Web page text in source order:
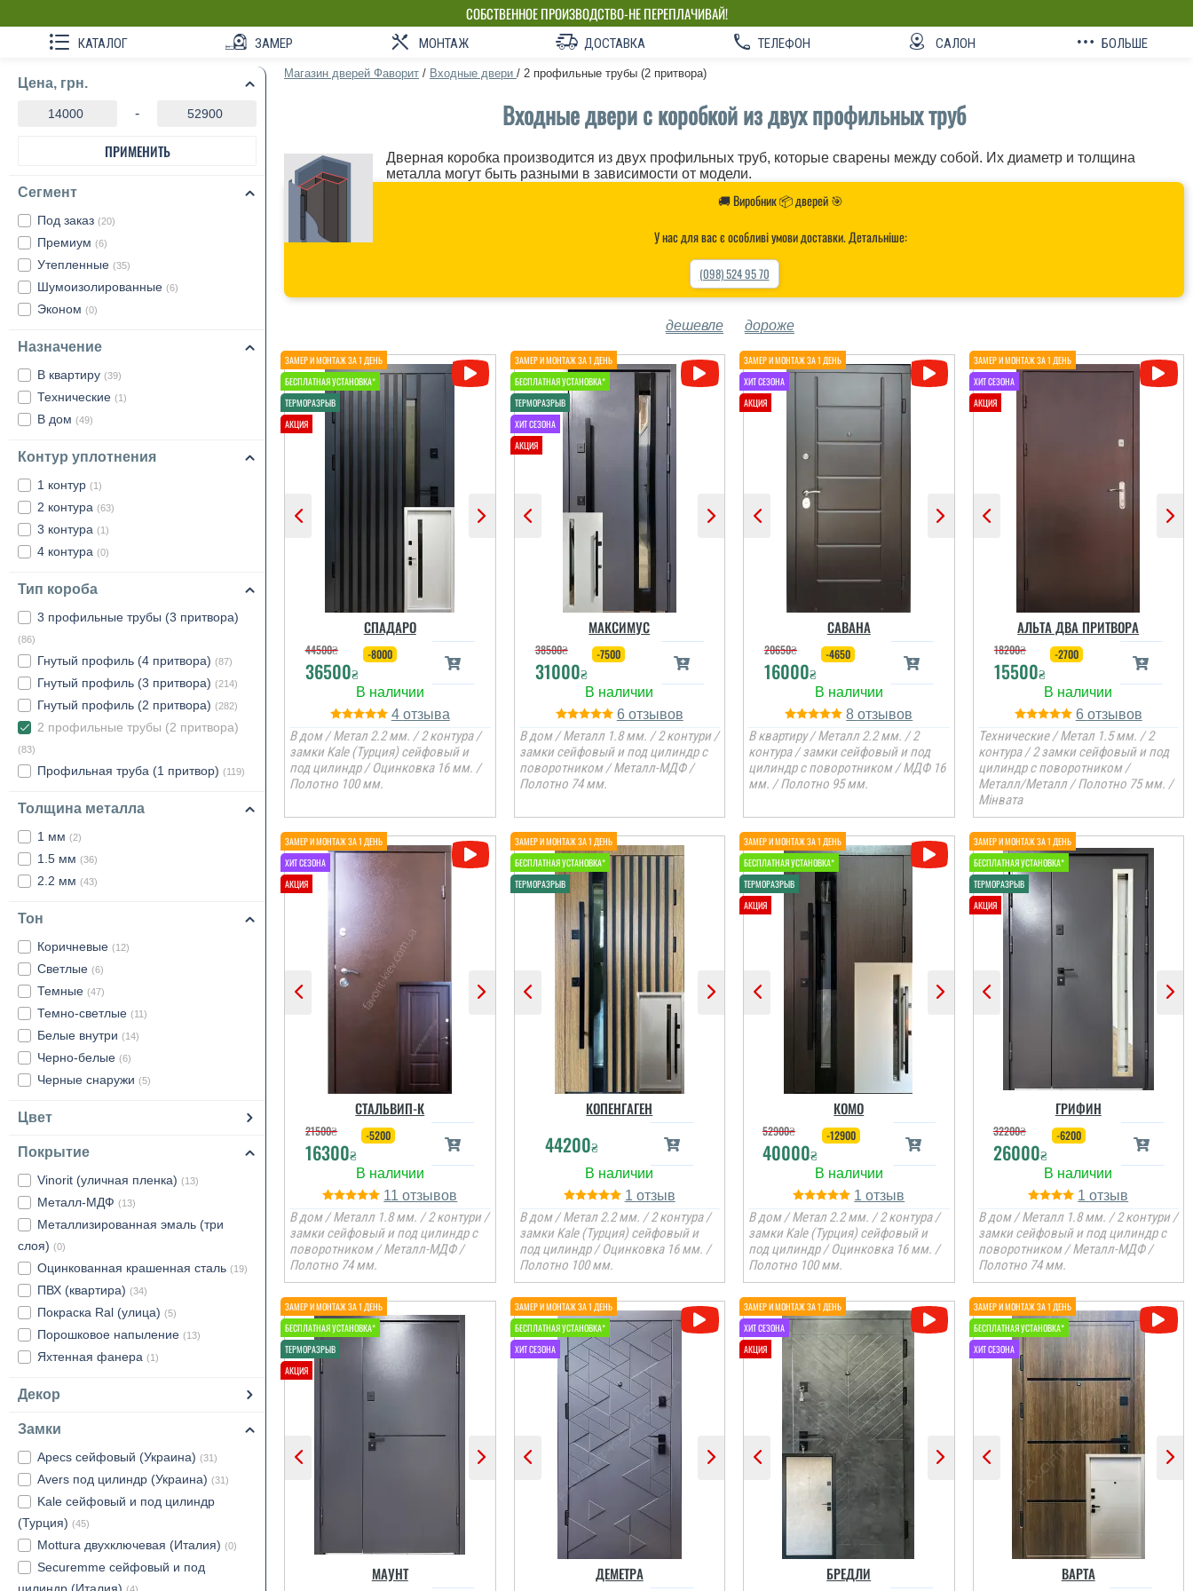
СОБСТВЕННОЕ ПРОИЗВОДСТВО-НЕ ПЕРЕПЛАЧИВАЙ!
КАТАЛОГ ЗАМЕР МОНТАЖ ДОСТАВКА ТЕЛЕФОН САЛОН БОЛЬШЕ
Цена, грн.
-
ПРИМЕНИТЬ
Сегмент
Под заказ (20)
Премиум (6)
Утепленные (35)
Шумоизолированные (6)
Эконом (0)
Назначение
В квартиру (39)
Технические (1)
В дом (49)
Контур уплотнения
1 контур (1)
2 контура (63)
3 контура (1)
4 контура (0)
Тип короба
3 профильные трубы (3 притвора)
(86)
Гнутый профиль (4 притвора) (87)
Гнутый профиль (3 притвора) (214)
Гнутый профиль (2 притвора) (282)
2 профильные трубы (2 притвора)
(83)
Профильная труба (1 притвор) (119)
Толщина металла
1 мм (2)
1.5 мм (36)
2.2 мм (43)
Тон
Коричневые (12)
Светлые (6)
Темные (47)
Темно-светлые (11)
Белые внутри (14)
Черно-белые (6)
Черные снаружи (5)
Цвет
Покрытие
Vinorit (уличная пленка) (13)
Металл-МДФ (13)
Металлизированная эмаль (три
слоя) (0)
Оцинкованная крашенная сталь (19)
ПВХ (квартира) (34)
Покраска Ral (улица) (5)
Порошковое напыление (13)
Яхтенная фанера (1)
Декор
Замки
Apecs сейфовый (Украина) (31)
Avers под цилиндр (Украина) (31)
Kale сейфовый и под цилиндр
(Турция) (45)
Mottura двухключевая (Италия) (0)
Securemme сейфовый и под
Магазин дверей Фаворит / Входные двери / 2 профильные трубы (2 притвора)
Входные двери с коробкой из двух профильных труб
Дверная коробка производится из двух профильных труб, которые сварены между собой. Их диаметр и толщина
металла могут быть разными в зависимости от модели.
🚚 Виробник 📦 дверей 🎯
У нас для вас є особливі умови доставки. Детальніше:
(098) 524 95 70
дешевле дороже
СПАДАРО
44500₴
36500₴
-8000
4
В дом / Метал 2.2 мм. / 2 контура /
замки Kale (Турция) сейфовый и
под цилиндр / Оцинковка 16 мм. /
Полотно 100 мм.
МАКСИМУС
38500₴
31000₴
-7500
6
В дом / Металл 1.8 мм. / 2 контури /
замки сейфовый и под цилиндр с
поворотником / Металл-МДФ /
Полотно 74 мм.
САВАНА
20650₴
16000₴
-4650
8
В квартиру / Металл 2.2 мм. / 2
контура / замки сейфовый и под
цилиндр с поворотником / МДФ 16
мм. / Полотно 95 мм.
АЛЬТА ДВА ПРИТВОРА
18200₴
15500₴
-2700
6
Технические / Метал 1.5 мм. / 2
контура / 2 замки сейфовый и под
цилиндр с поворотником /
Металл/Металл / Полотно 75 мм. /
Мінвата
СТАЛЬВИП-К
21500₴
16300₴
-5200
11
В дом / Металл 1.8 мм. / 2 контури /
замки сейфовый и под цилиндр с
поворотником / Металл-МДФ /
Полотно 74 мм.
КОПЕНГАГЕН
44200₴
1
В дом / Метал 2.2 мм. / 2 контура /
замки Kale (Турция) сейфовый и
под цилиндр / Оцинковка 16 мм. /
Полотно 100 мм.
КОМО
52900₴
40000₴
-12900
1
В дом / Метал 2.2 мм. / 2 контура /
замки Kale (Турция) сейфовый и
под цилиндр / Оцинковка 16 мм. /
Полотно 100 мм.
ГРИФИН
32200₴
26000₴
-6200
1
В дом / Металл 1.8 мм. / 2 контури /
замки сейфовый и под цилиндр с
поворотником / Металл-МДФ /
Полотно 74 мм.
МАУНТ ДЕМЕТРА БРЕДЛИ ВАРТА